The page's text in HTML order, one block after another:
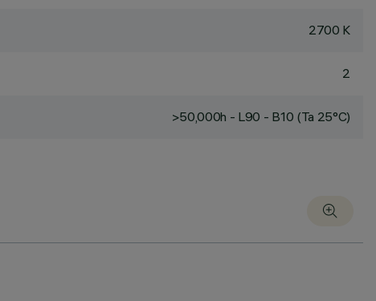
2700 K
2
>50,000h - L90 - B10 (Ta 25°C)